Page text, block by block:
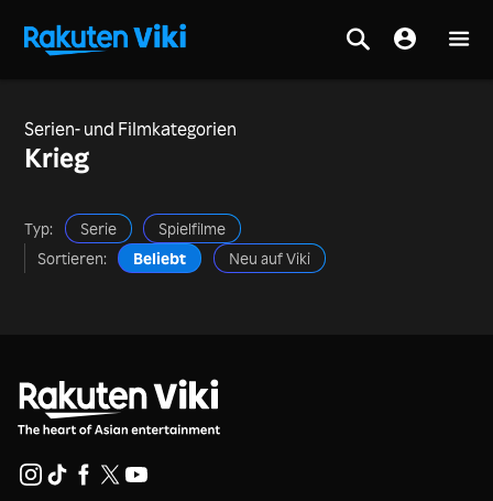
Serien- und Filmkategorien
Krieg
Typ: Serie
Spielfilme
Sortieren:
Beliebt Neu auf Viki